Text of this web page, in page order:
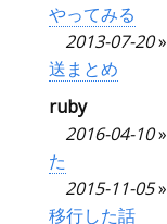
やってみる
2013-07-20»
送まとめ
ruby
2016-04-10»
た
2015-11-05»
移行した話